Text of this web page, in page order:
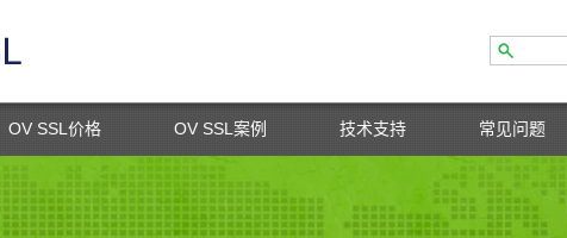
OV SSL价格 OV SSL案例 技术支持 常见问题